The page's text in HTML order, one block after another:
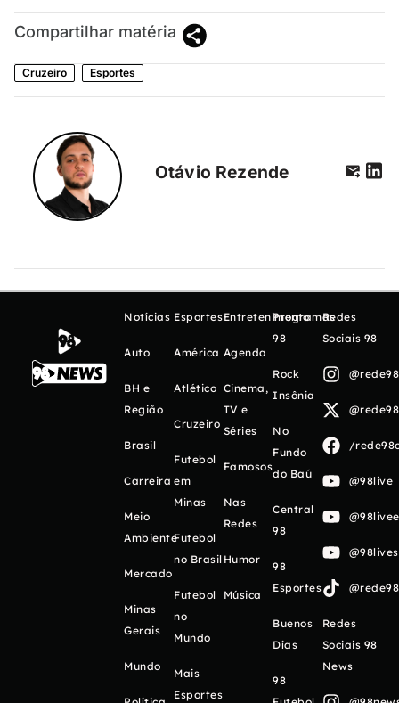
Compartilhar matéria
Cruzeiro Esportes
Otávio Rezende
Notícias
Auto
BH e
Região
Brasil
Carreira
Meio
Ambiente
Mercado
Minas
Gerais
Mundo
Esportes
América
Atlético
Cruzeiro
Futebol
em
Minas
Futebol
no Brasil
Futebol
no
Mundo
Mais
Esportes
Entretenimento
Agenda
Cinema,
TV e
Séries
Famosos
Nas
Redes
Humor
Música
Programas
98
Rock
Insônia
No
Fundo
do Baú
Central
98
98
Esportes
Buenos
Días
98
Redes
Sociais 98
/
@98live
Redes
Sociais 98
News